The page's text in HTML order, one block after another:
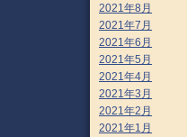
2021年8月
2021年7月
2021年6月
2021年5月
2021年4月
2021年3月
2021年2月
2021年1月